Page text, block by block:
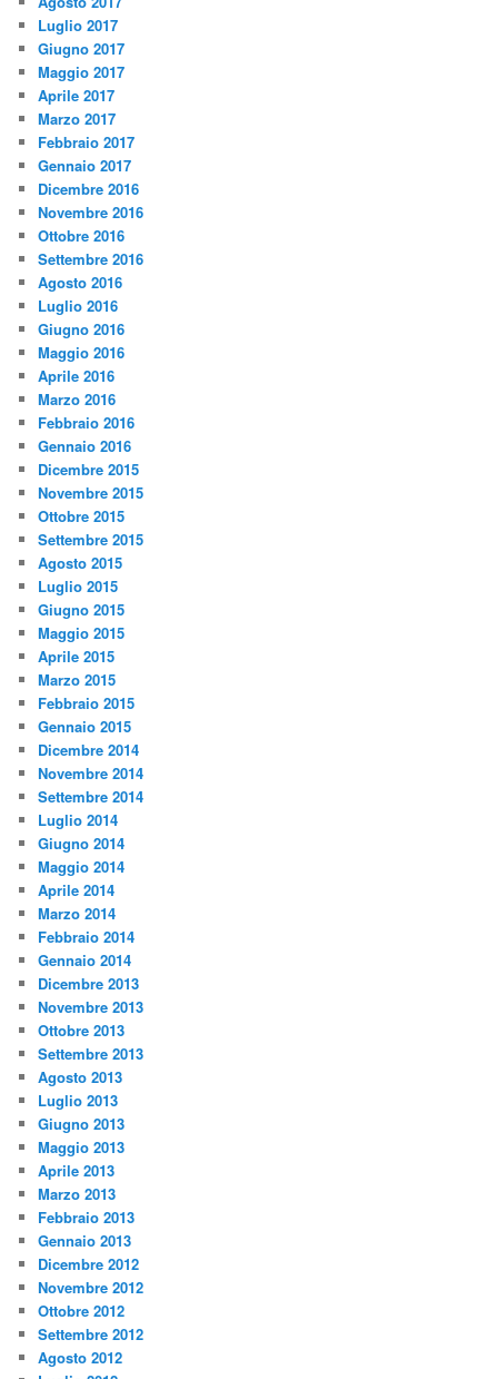
Luglio 2017
Giugno 2017
Maggio 2017
Aprile 2017
Marzo 2017
Febbraio 2017
Gennaio 2017
Dicembre 2016
Novembre 2016
Ottobre 2016
Settembre 2016
Agosto 2016
Luglio 2016
Giugno 2016
Maggio 2016
Aprile 2016
Marzo 2016
Febbraio 2016
Gennaio 2016
Dicembre 2015
Novembre 2015
Ottobre 2015
Settembre 2015
Agosto 2015
Luglio 2015
Giugno 2015
Maggio 2015
Aprile 2015
Marzo 2015
Febbraio 2015
Gennaio 2015
Dicembre 2014
Novembre 2014
Settembre 2014
Luglio 2014
Giugno 2014
Maggio 2014
Aprile 2014
Marzo 2014
Febbraio 2014
Gennaio 2014
Dicembre 2013
Novembre 2013
Ottobre 2013
Settembre 2013
Agosto 2013
Luglio 2013
Giugno 2013
Maggio 2013
Aprile 2013
Marzo 2013
Febbraio 2013
Gennaio 2013
Dicembre 2012
Novembre 2012
Ottobre 2012
Settembre 2012
Agosto 2012